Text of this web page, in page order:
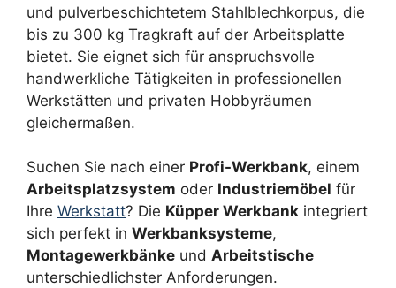
und pulverbeschichtetem Stahlblechkorpus, die
bis zu 300 kg Tragkraft auf der Arbeitsplatte
bietet. Sie eignet sich für anspruchsvolle
handwerkliche Tätigkeiten in professionellen
Werkstätten und privaten Hobbyräumen
gleichermaßen.
Suchen Sie nach einer Profi-Werkbank, einem
Arbeitsplatzsystem oder Industriemöbel für
Ihre Werkstatt? Die Küpper Werkbank integriert
sich perfekt in Werkbanksysteme,
Montagewerkbänke und Arbeitstische
unterschiedlichster Anforderungen.